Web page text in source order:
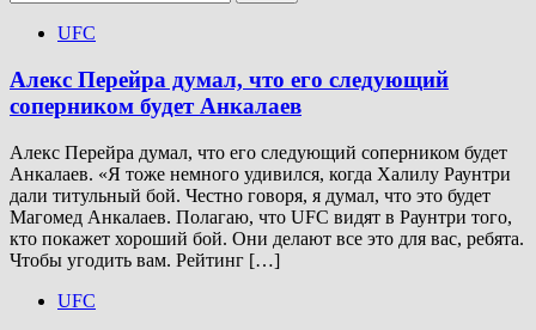
UFC
Алекс Перейра думал, что его следующий
соперником будет Анкалаев
Алекс Перейра думал, что его следующий соперником будет
Анкалаев. «Я тоже немного удивился, когда Халилу Раунтри
дали титульный бой. Честно говоря, я думал, что это будет
Магомед Анкалаев. Полагаю, что UFC видят в Раунтри того,
кто покажет хороший бой. Они делают все это для вас, ребята.
Чтобы угодить вам. Рейтинг […]
UFC